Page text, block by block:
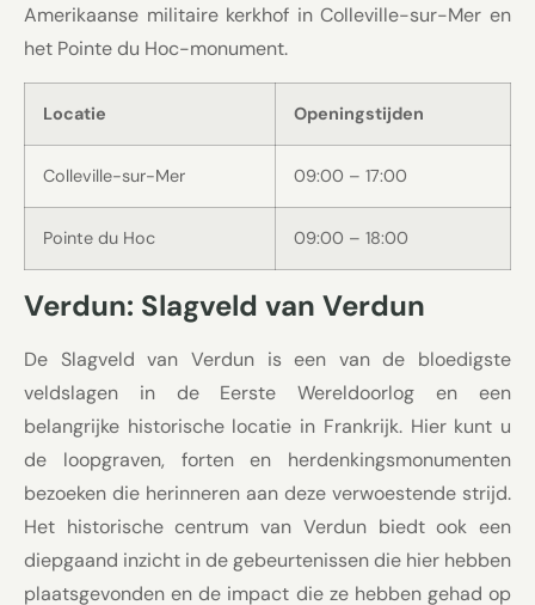
Amerikaanse militaire kerkhof in Colleville-sur-Mer en
het Pointe du Hoc-monument.
Locatie Openingstijden
Colleville-sur-Mer 09:00 – 17:00
Pointe du Hoc 09:00 – 18:00
Verdun: Slagveld van Verdun
De Slagveld van Verdun is een van de bloedigste
veldslagen in de Eerste Wereldoorlog en een
belangrijke historische locatie in Frankrijk. Hier kunt u
de loopgraven, forten en herdenkingsmonumenten
bezoeken die herinneren aan deze verwoestende strijd.
Het historische centrum van Verdun biedt ook een
diepgaand inzicht in de gebeurtenissen die hier hebben
plaatsgevonden en de impact die ze hebben gehad op